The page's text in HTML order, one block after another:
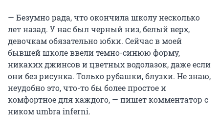
— Безумно рада, что окончила школу несколько
лет назад. У нас был черный низ, белый верх,
девочкам обязательно юбки. Сейчас в моей
бывшей школе ввели темно-синюю форму,
никаких джинсов и цветных водолазок, даже если
они без рисунка. Только рубашки, блузки. Не знаю,
неудобно это, что-то бы более простое и
комфортное для каждого, — пишет комментатор с
ником umbra inferni.